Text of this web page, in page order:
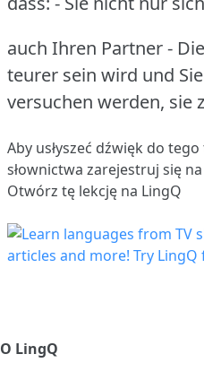
auch Ihren Partner -
teurer sein wird und
versuchen werden, sie
Aby usłyszeć dźwięk do
słownictwa zarejestruj się
Otwórz tę lekcję na LingQ
O LingQ